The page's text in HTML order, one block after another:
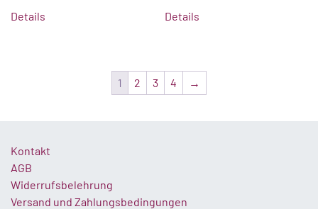
Details Details
1 2 3 4 →
Kontakt
AGB
Widerrufsbelehrung
Versand und Zahlungsbedingungen